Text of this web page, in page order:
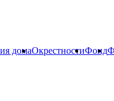
домаОкрестностиФонд